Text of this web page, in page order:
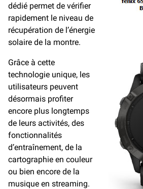
dédié permet de vérifier
rapidement le niveau de
récupération de l’énergie
solaire de la montre.
Grâce à cette
technologie unique, les
utilisateurs peuvent
désormais profiter
encore plus longtemps
de leurs activités, des
fonctionnalités
d’entraînement, de la
cartographie en couleur
ou bien encore de la
musique en streaming.